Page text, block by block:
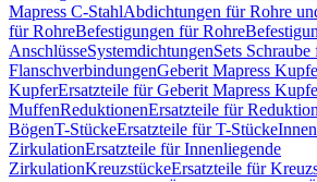
Mapress C-StahlAbdichtungen für Rohre
für RohreBefestigungen für Rohre
AnschlüsseSystemdichtungenSets Schraube
FlanschverbindungenGeberit Mapress
KupferErsatzteile für Geberit Mapress
MuffenReduktionenErsatzteile für
BögenT-StückeErsatzteile für T-Stücke
ZirkulationErsatzteile für Innenliegende
ZirkulationKreuzstückeErsatzteile für